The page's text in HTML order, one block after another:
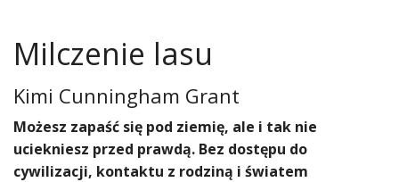
Milczenie lasu
Kimi Cunningham Grant
Możesz zapaść się pod ziemię, ale i tak nie
uciekniesz przed prawdą. Bez dostępu do
cywilizacji, kontaktu z rodziną i światem